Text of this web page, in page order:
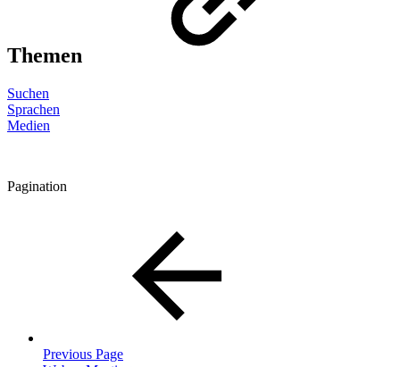
Themen
Suchen
Sprachen
Medien
Pagination
Previous Page